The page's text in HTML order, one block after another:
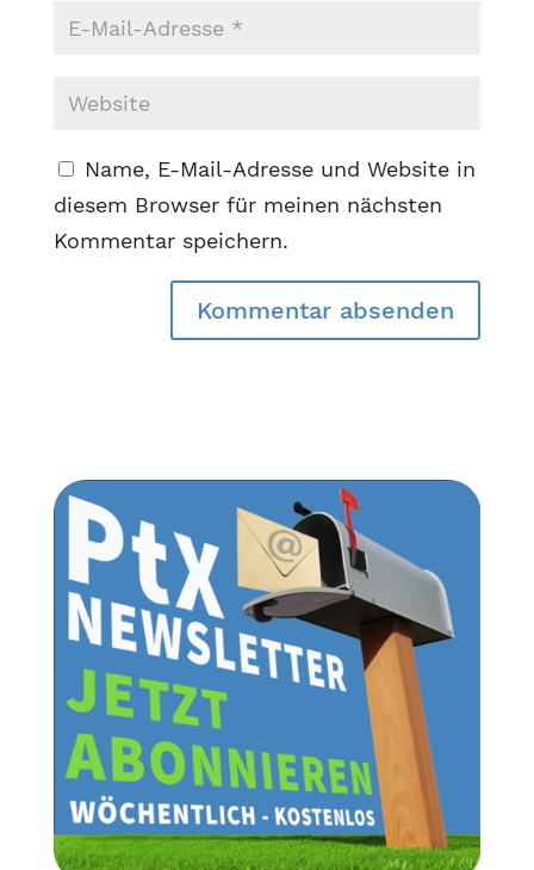
Name, E-Mail-Adresse und Website in
diesem Browser für meinen nächsten
Kommentar speichern.